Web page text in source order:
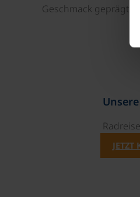
Geschmack geprägt.
JETZT